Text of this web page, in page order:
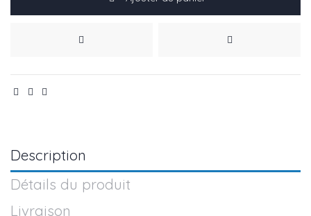
Description
Détails du produit
Livraison